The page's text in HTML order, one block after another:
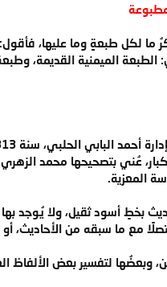
ما لكل طبعةٍٍ وما عليها،
الطبعة الميمنية القديمة،
عُني بتصحيحها محمد
بخطٍ أسود ثقيل، ولا يُوجد بها
مع ما سبقه من الأحاديث،